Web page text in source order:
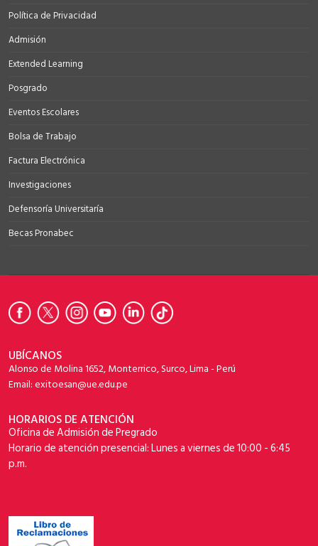
Política de Privacidad
Admisión
Extended Learning
Posgrado
Eventos Escolares
Bolsa de Trabajo
Factura Electrónica
Investigaciones
Defensoría Universitaría
Becas Pronabec
UBÍCANOS
Alonso de Molina 1652, Monterrico, Surco, Lima - Perú
Email: exitoesan@ue.edu.pe
HORARIOS DE ATENCIÓN
Oficina de Admisión de Pregrado
Horario de atención presencial: Lunes a viernes de 10:00 - 6:45
p.m.